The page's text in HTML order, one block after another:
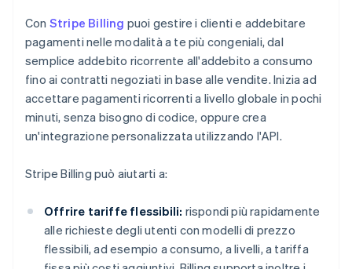
Con Stripe Billing puoi gestire i clienti e addebitare
pagamenti nelle modalità a te più congeniali, dal
semplice addebito ricorrente all'addebito a consumo
fino ai contratti negoziati in base alle vendite. Inizia ad
accettare pagamenti ricorrenti a livello globale in pochi
minuti, senza bisogno di codice, oppure crea
un'integrazione personalizzata utilizzando l'API.
Stripe Billing può aiutarti a:
Offrire tariffe flessibili: rispondi più rapidamente
alle richieste degli utenti con modelli di prezzo
flessibili, ad esempio a consumo, a livelli, a tariffa